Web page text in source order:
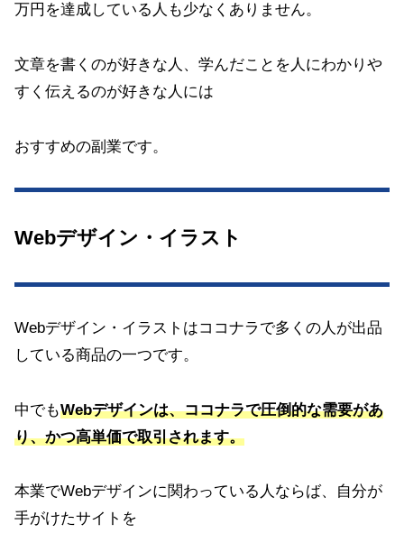
万円を達成している人も少なくありません。
文章を書くのが好きな人、学んだことを人にわかりや
すく伝えるのが好きな人には
おすすめの副業です。
Webデザイン・イラスト
Webデザイン・イラストはココナラで多くの人が出品
している商品の一つです。
中でもWebデザインは、ココナラで圧倒的な需要があ
り、かつ高単価で取引されます。
本業でWebデザインに関わっている人ならば、自分が
手がけたサイトを